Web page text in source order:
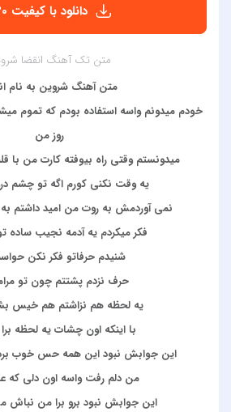
دانلود با کیفیت 320
متن تک آهنگ انقضا
متن آهنگ شروین به نام
خودم میدونم واسه استفاده بودم که تموم
روز من
میدونستم وقتی راه بیوفته کارت من با
یه وقت نکنی کورم اگه تو چشم
نمی آوردمش به روت من امید داشتم
فکر میکردم یه آدمه نجیب
شنیدم حرفاتو فکر نکن
حرف نزدم پشتتم چون تو
یه لحظه هم نزاشتم هم خیس
با اینکه اون چشات یه لحظه برا
این جوابش نبود این همه حس خوب
من دلم رفت واسه اون دلی که
این جوابش نبود برو برا من نباش